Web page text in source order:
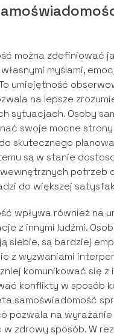
można zdefiniować
myślami,
umiejętność
na lepsze
sytuacjach. Osoby
swoje mocne strony
skutecznego
są w stanie
potrzeb
do większej
wpływa również na
z innymi ludźmi.
siebie, są bardziej
z wyzwaniami
komunikować się z
konflikty w sposób
samoświadomość
pozwala na
zdrowy sposób. W